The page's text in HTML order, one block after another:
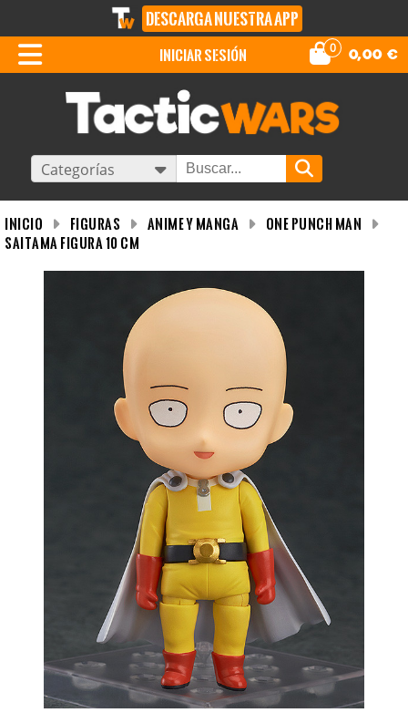
DESCARGA NUESTRA APP
0 0,00 €
iniciar sesión
Categorías
INICIO Figuras Anime y Manga
One Punch Man
Saitama Figura 10 CM